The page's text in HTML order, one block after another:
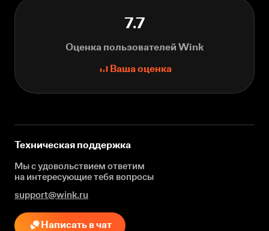
7.7
Оценка пользователей Wink
Ваша оценка
Техническая поддержка
Мы с удовольствием ответим
на интересующиетебя вопросы
support@wink.ru
Написать в чат